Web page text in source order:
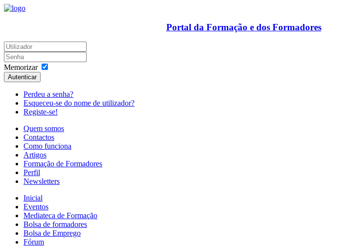
Portal da Formação e dos Formadores
Memorizar
Autenticar
Perdeu a senha?
Esqueceu-se do nome de utilizador?
Registe-se!
Quem somos
Contactos
Como funciona
Artigos
Formação de Formadores
Perfil
Newsletters
Inicial
Eventos
Mediateca de Formação
Bolsa de formadores
Bolsa de Emprego
Fórum